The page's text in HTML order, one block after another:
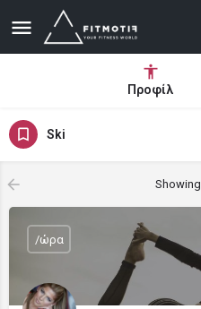
Προφίλ
Ski
Showing
/ώρα